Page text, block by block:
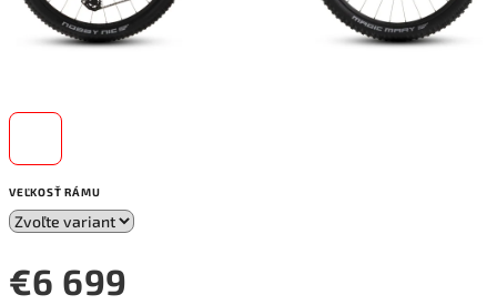
VEĽKOSŤ RÁMU
€6 699